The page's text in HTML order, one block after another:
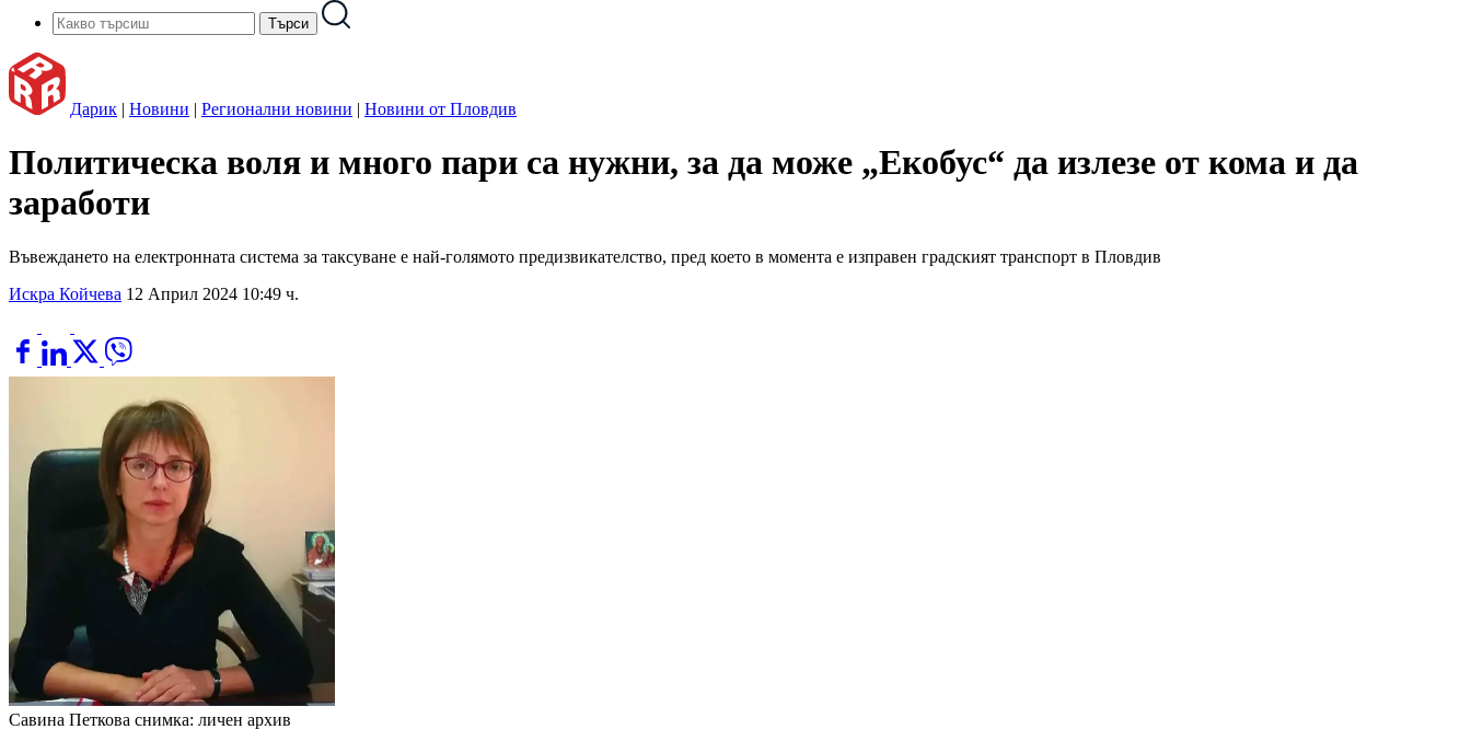
Дарик | Новини | Регионални новини | Новини от Пловдив
Политическа воля и много пари са нужни, за да може „Екобус“ да излезе от кома и да
заработи
Въвеждането на електронната система за таксуване е най-голямото предизвикателство, пред което в момента е изправен градският транспорт в Пловдив
Искра Койчева 12 Април 2024 10:49 ч.
Савина Петкова снимка: личен архив